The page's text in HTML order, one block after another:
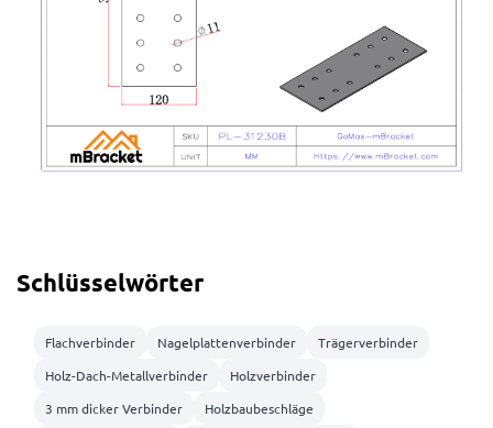
Schlüsselwörter
Flachverbinder Nagelplattenverbinder
Trägerverbinder
Holz-Dach-Metallverbinder
Holzverbinder
3 mm dicker Verbinder
Holzbaubeschläge